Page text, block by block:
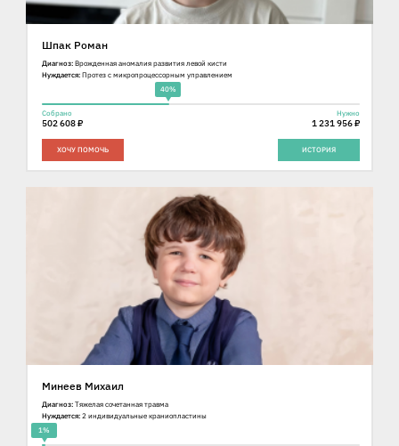
Шпак Роман
Диагноз: Врожденная аномалия развития левой кисти
Нуждается: Протез с микропроцессорным управлением
40%
Собрано
502 608 ₽
Нужно
1 231 956 ₽
ХОЧУ ПОМОЧЬ ИСТОРИЯ
Минеев Михаил
Диагноз: Тяжелая сочетанная травма
Нуждается: 2 индивидуальные краниопластины
1%